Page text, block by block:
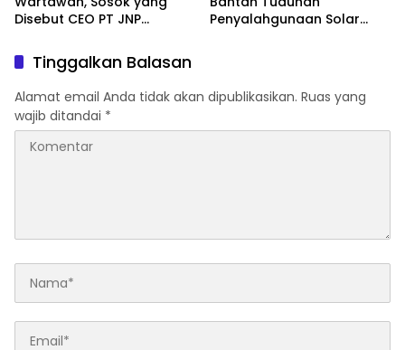
Disebut CEO PT JNP
Kolaka
Penyalahgunaan Solar
Tinggalkan Balasan
Alamat email Anda tidak akan dipublikasikan. Ruas yang
wajib ditandai *